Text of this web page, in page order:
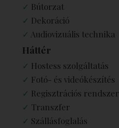
✓ Bútorzat
✓ Dekoráció
✓ Audiovizuális technika
Háttér
✓ Hostess szolgáltatás
✓ Fotó- és videókészítés
✓ Regisztrációs rendszer
✓ Transzfer
✓ Szállásfoglalás